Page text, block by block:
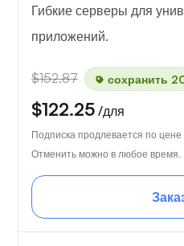
Гибкие серверы для
приложений.
$152.87 сохранить
$122.25 /для
Подписка продлевается по
Отменить можно в любое время.